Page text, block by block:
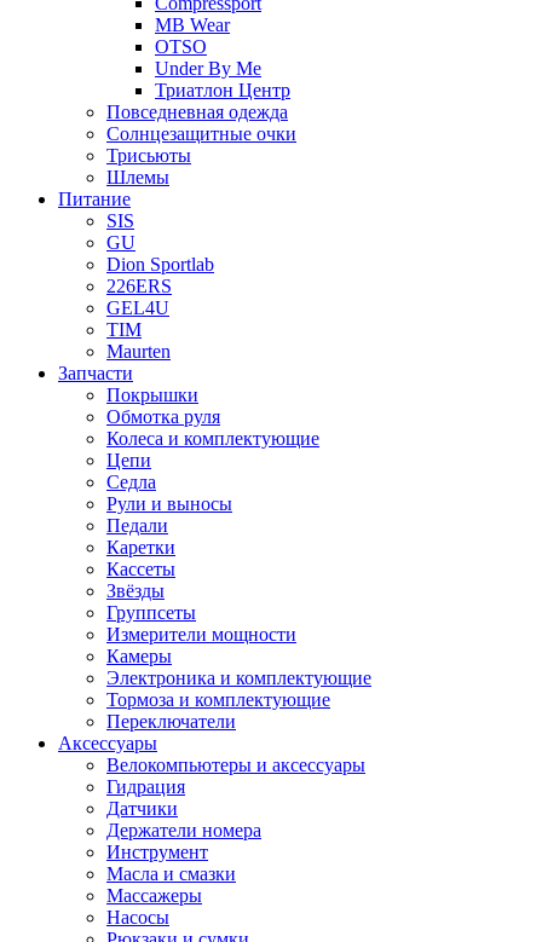
MB Wear
OTSO
Under By Me
Триатлон Центр
Повседневная одежда
Солнцезащитные очки
Трисьюты
Шлемы
Питание
SIS
GU
Dion Sportlab
226ERS
GEL4U
TIM
Maurten
Запчасти
Покрышки
Обмотка руля
Колеса и комплектующие
Цепи
Седла
Рули и выносы
Педали
Каретки
Кассеты
Звёзды
Группсеты
Измерители мощности
Камеры
Электроника и комплектующие
Тормоза и комплектующие
Переключатели
Аксессуары
Велокомпьютеры и аксессуары
Гидрация
Датчики
Держатели номера
Инструмент
Масла и смазки
Массажеры
Насосы